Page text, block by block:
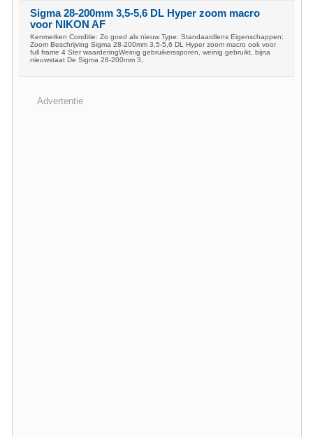
Sigma 28-200mm 3,5-5,6 DL Hyper zoom macro
voor NIKON AF
Kenmerken Conditie: Zo goed als nieuw Type: Standaardlens Eigenschappen:
Zoom Beschrijving Sigma 28-200mm 3,5-5,6 DL Hyper zoom macro ook voor
full frame 4 Ster waarderingWeinig gebruikerssporen, weinig gebruikt, bijna
nieuwstaat De Sigma 28-200mm 3,
Advertentie